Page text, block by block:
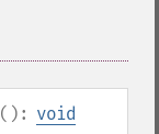
(): void